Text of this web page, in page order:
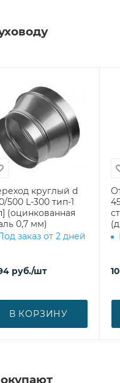
круглый d
500 L-300 тип-1
(оцинкованная
0,7 мм)
заказ от 2 дней
руб./шт
В КОРЗИНУ